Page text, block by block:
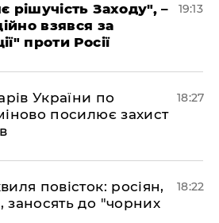
рішучість Заходу", –
взявся за
проти Росії
19:13
України по
посилює захист
18:27
повісток: росіян,
заносять до "чорних
18:22